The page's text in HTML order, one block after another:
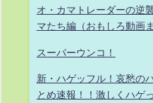
オ・カマトレーダーの逆
マたち編（おもしろ動画
スーパーウンコ！
新・ハゲッフル！哀愁の
とめ速報！！激しくハゲ